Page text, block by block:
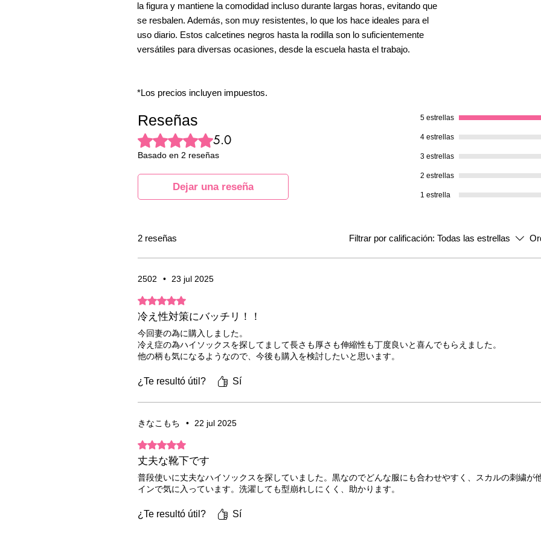
la figura y mantiene la comodidad incluso durante largas horas, evitando que
se resbalen. Además, son muy resistentes, lo que los hace ideales para el
uso diario. Estos calcetines negros hasta la rodilla son lo suficientemente
versátiles para diversas ocasiones, desde la escuela hasta el trabajo.
*Los precios incluyen impuestos.
Reseñas
Obtuvo 5 de 5 estrellas.
5.0
Basado en 2 reseñas
Dejar una reseña
5 estrellas
4 estrellas
3 estrellas
2 estrellas
1 estrella
2 reseñas Filtrar por calificación: Todas las estrellas
2502 • 23 jul 2025
Obtuvo 5 de 5 estrellas.
冷え性対策にバッチリ！！
今回妻の為に購入しました。
冷え症の為ハイソックスを探してまして長さも厚さも伸縮性も丁度良いと喜んでもらえました。
他の柄も気になるようなので、今後も購入を検討したいと思います。
¿Te resultó útil? Sí
きなこもち • 22 jul 2025
Obtuvo 5 de 5 estrellas.
丈夫な靴下です
普段使いに丈夫なハイソックスを探していました。黒なのでどんな服にも合わせやすく、スカルの刺繍が
インで気に入っています。洗濯しても型崩れしにくく、助かります。
¿Te resultó útil? Sí